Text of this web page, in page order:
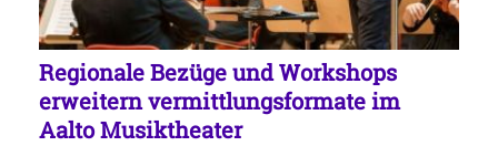
Regionale Bezüge und Workshops
erweitern vermittlungsformate im
Aalto Musiktheater